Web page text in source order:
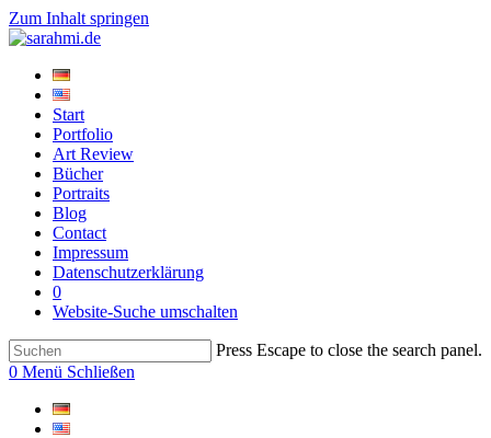
Zum Inhalt springen
Start
Portfolio
Art Review
Bücher
Portraits
Blog
Contact
Impressum
Datenschutzerklärung
0
Website-Suche umschalten
Press Escape to close the search panel.
0 Menü Schließen